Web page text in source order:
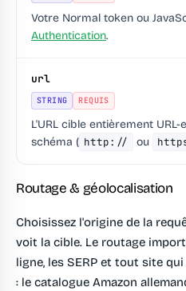
Votre Normal token ou
Authentication.
url
STRING REQUIS
L'URL cible entièrement
schéma ( http:// ou
Routage & géolocalisation
Choisissez l'origine de la
voit la cible. Le routage
ligne, les SERP et tout site
: le catalogue Amazon